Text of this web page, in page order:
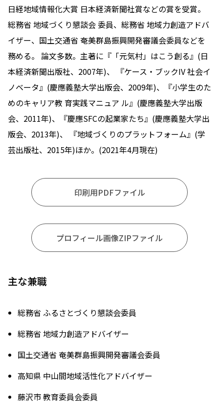
日経地域情報化大賞 日本経済新聞社賞などの賞を受賞。
総務省 地域づくり懇談会 委員、総務省 地域力創造アドバ
イザー、国土交通省 奄美群島振興開発審議会委員などを
務める。 論文多数。主著に『「元気村」はこう創る』(日
本経済新聞出版社、2007年)、 『ケース・ブックIV 社会イ
ノベータ』(慶應義塾大学出版会、2009年)、『小学生のた
めのキャリア教 育実践マニュア ル』(慶應義塾大学出版
会、2011年)、『慶應SFCの起業家たち』(慶應義塾大学出
版会、2013年)、 『地域づくりのプラットフォーム』(学
芸出版社、2015年)ほか。(2021年4月現在)
印刷用PDFファイル
プロフィール画像ZIPファイル
主な兼職
総務省 ふるさとづくり懇談会委員
総務省 地域力創造アドバイザー
国土交通省 奄美群島振興開発審議会委員
高知県 中山間地域活性化アドバイザー
藤沢市 教育委員会委員